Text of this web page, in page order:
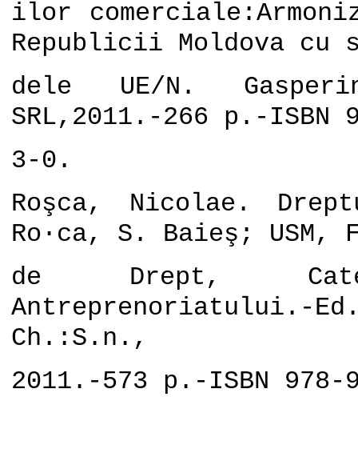
ilor
Republicii Moldova cu
dele UE/N.
SRL,2011.-266 p.-ISBN
3-0.
Roşca, Nicolae.
Ro·ca, S. Baieş; USM,
de Drept,
Ch.:S.n.,
2011.-573 p.-ISBN 978-